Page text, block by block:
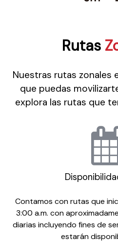
Rutas
Nuestras rutas zonales
que puedas
explora las rutas que
Contamos con rutas que
3:00 a.m. con
diarias incluyendo fines de
estarán